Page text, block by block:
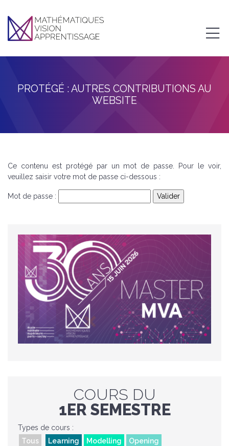
PROTÉGÉ : AUTRES CONTRIBUTIONS AU
WEBSITE
Ce contenu est protégé par un mot de passe. Pour le voir,
veuillez saisir votre mot de passe ci-dessous :
Mot de passe :
COURS DU
1ER SEMESTRE
Types de cours :
Tous
Learning Modelling Opening